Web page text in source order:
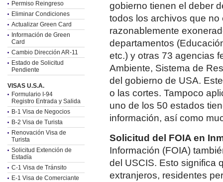
Permiso Reingreso
Eliminar Condiciones
Actualizar Green Card
Información de Green
Card
Cambio Dirección AR-11
Estado de Solicitud
Pendiente
VISAS U.S.A.
Formulario I-94
Registro Entrada y Salida
B-1 Visa de Negocios
B-2 Visa de Turista
Renovación Visa de
Turista
Solicitud Extención de
Estadía
C-1 Visa de Tránsito
E-1 Visa de Comerciante
gobierno tienen el deber
todos los archivos que
razonablemente
departamentos
etc.) y otras 73 agencias
Ambiente, Sistema de
del gobierno de USA.
o las cortes. Tampoco
uno de los 50 estados
información, así como
Solicitud del FOIA en
Información (FOIA)
del USCIS. Esto significa
extranjeros, residentes